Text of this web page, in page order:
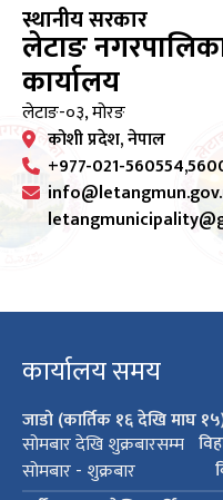
स्थानीय सरकार
लेटाङ
कार्यालय
लेटाङ-०३, मोरङ
कोशी प्रदेश, नेपाल
+977-021-
कार्यालय समय
जाडो (कार्तिक १६ देखि माघ
सोमबार देखि शुक्रबारसम्म
सोमबार - शुक्रबार